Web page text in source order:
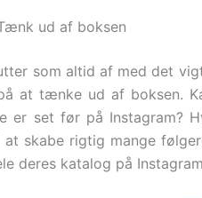
ud af boksen
som altid af med det
at tænke ud af boksen.
er set før på Instagram?
at skabe rigtig mange
deres katalog på